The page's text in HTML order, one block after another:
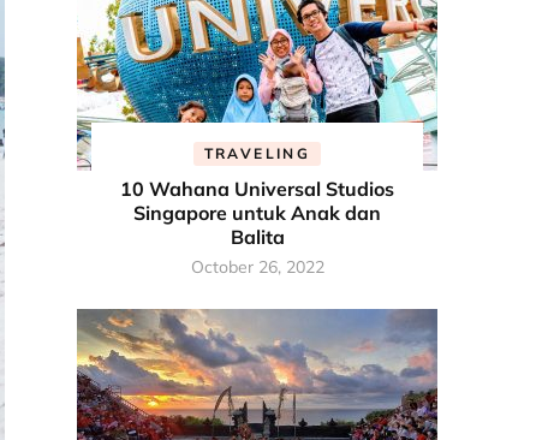
TRAVELING
10 Wahana Universal Studios
Singapore untuk Anak dan
Balita
October 26, 2022